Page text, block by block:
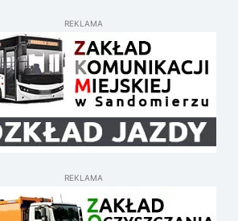
REKLAMA
REKLAMA